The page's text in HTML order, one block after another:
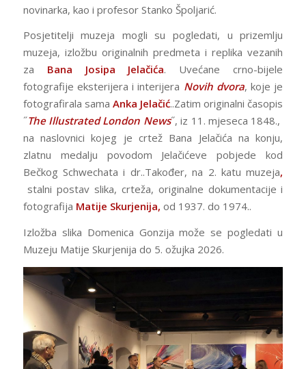
novinarka, kao i profesor Stanko Špoljarić.
Posjetitelji muzeja mogli su pogledati, u prizemlju
muzeja, izložbu originalnih predmeta i replika vezanih
za Bana Josipa Jelačića. Uvećane crno-bijele
fotografije eksterijera i interijera Novih dvora, koje je
fotografirala sama Anka Jelačić..Zatim originalni časopis
˝The Illustrated London News˝, iz 11. mjeseca 1848.,
na naslovnici kojeg je crtež Bana Jelačića na konju,
zlatnu medalju povodom Jelačićeve pobjede kod
Bečkog Schwechata i dr..Također, na 2. katu muzeja,
stalni postav slika, crteža, originalne dokumentacije i
fotografija Matije Skurjenija, od 1937. do 1974..
Izložba slika Domenica Gonzija može se pogledati u
Muzeju Matije Skurjenija do 5. ožujka 2026.